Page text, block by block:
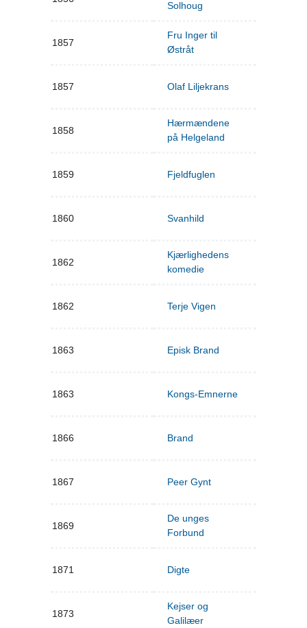
Solhoug
1857
Fru Inger til
Østråt
1857 Olaf Liljekrans
1858
Hærmændene
på Helgeland
1859 Fjeldfuglen
1860 Svanhild
1862
Kjærlighedens
komedie
1862 Terje Vigen
1863 Episk Brand
1863 Kongs-Emnerne
1866 Brand
1867 Peer Gynt
1869
De unges
Forbund
1871 Digte
1873
Kejser og
Galilæer